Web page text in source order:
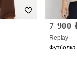
7 900
Replay
Футболка